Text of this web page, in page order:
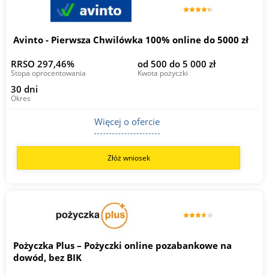
Avinto - Pierwsza Chwilówka 100% online do 5000 zł
RRSO 297,46%
Stopa oprocentowania
od 500 do 5 000 zł
Kwota pożyczki
30 dni
Okres
Więcej o ofercie
Złóż wniosek
Pożyczka Plus – Pożyczki online pozabankowe na
dowód, bez BIK